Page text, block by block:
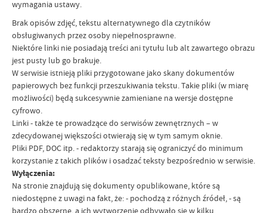
wymagania ustawy.
Brak opisów zdjęć, tekstu alternatywnego dla czytników
obsługiwanych przez osoby niepełnosprawne.
Niektóre linki nie posiadają treści ani tytułu lub alt zawartego obrazu
jest pusty lub go brakuje.
W serwisie istnieją pliki przygotowane jako skany dokumentów
papierowych bez funkcji przeszukiwania tekstu. Takie pliki (w miarę
możliwości) będą sukcesywnie zamieniane na wersje dostępne
cyfrowo.
Linki - także te prowadzące do serwisów zewnętrznych – w
zdecydowanej większości otwierają się w tym samym oknie.
Pliki PDF, DOC itp. - redaktorzy starają się ograniczyć do minimum
korzystanie z takich plików i osadzać teksty bezpośrednio w serwisie.
Wyłączenia:
Na stronie znajdują się dokumenty opublikowane, które są
niedostępne z uwagi na fakt, że: - pochodzą z różnych źródeł, - są
bardzo obszerne, a ich wytworzenie odbywało się w kilku